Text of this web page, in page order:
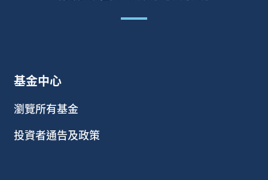
基金中心
瀏覽所有基金
投資者通告及政策